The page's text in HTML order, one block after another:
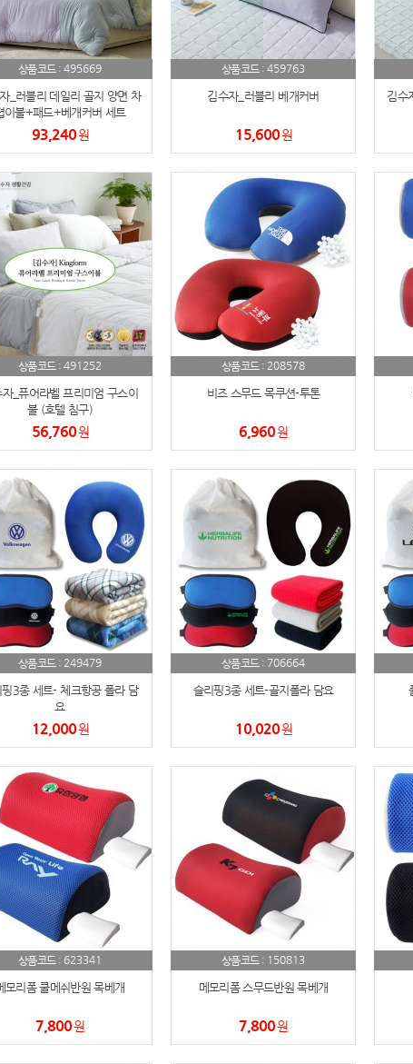
21 물티슈
22 티슈
23 손톱
24
25 AP-100071
26 보냉
27 AP-100052
28 AP-100150
AP-100084
AP-100106
1 우산
2 AP-100062
3 타올
수건
5 볼펜
6 양심판촉
7 여행
8 텀블러
9 파우치
11 usb
12 보조배터리
13 송월타올
에코백
15 AP-100025
상품코드 : 495669
_러블리 데일리 골지 양면 차
이불+패드+베개커버 세트
93,240원
상품코드 : 459763
김수자_러블리 베개커버
15,600원
김수
상품코드 : 491252
자_퓨어라벨 프리미엄 구스이
불 (호텔 침구)
56,760원
상품코드 : 208578
비즈 스무드 목쿠션-투톤
6,960원
상품코드 : 249479
핑3종 세트- 체크항공 폴라 담
요
12,000원
상품코드 : 706664
슬리핑3종 세트-골지폴라 담요
10,020원
상품코드 : 623341
모리폼 쿨메쉬반원 목베개
7,800원
상품코드 : 150813
메모리폼 스무드반원 목베개
7,800원